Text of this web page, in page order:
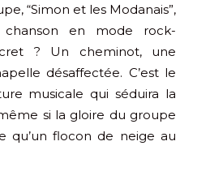
“Simon et les Modanais”,
en mode rock-
? Un cheminot, une
désaffectée. C’est le
musicale qui séduira la
si la gloire du groupe
qu’un flocon de neige au